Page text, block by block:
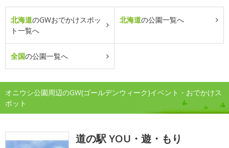
北海道のGWおでかけスポッ
ト一覧へ
北海道の公園一覧へ
全国の公園一覧へ
オニウシ公園周辺のGW(ゴールデンウィーク)イベント・おでかけス
ポット
道の駅 YOU・遊・もり